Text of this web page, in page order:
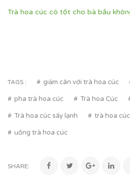
Trà hoa cúc có tốt cho bà bầu
TAGS : giảm cân với trà hoa cúc
pha trà hoa cúc Trà hoa Cúc
Trà hoa cúc sấy lạnh trà hoa
uống trà hoa cúc
SHARE: